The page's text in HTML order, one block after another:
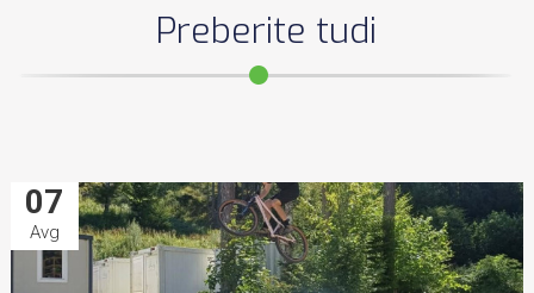
Preberite tudi
07
Avg